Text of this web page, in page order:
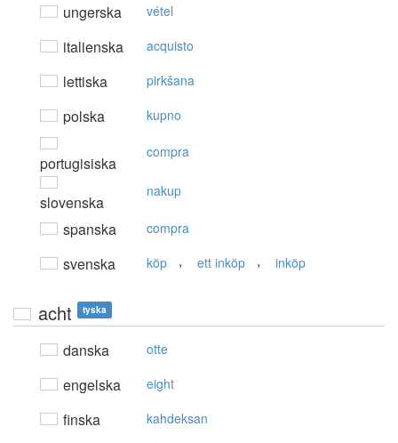
ungerska vétel
italienska acquisto
lettiska pirkšana
polska kupno
portugisiska
compra
slovenska
nakup
spanska compra
svenska köp , ett inköp , inköp
acht tyska
danska otte
engelska eight
finska kahdeksan